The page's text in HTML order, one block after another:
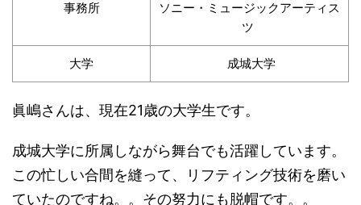
事務所
ソニー・ミュージックアーティス
ツ
大学 成城大学
眞嶋さんは、現在21歳の大学生です。
成城大学に所属しながら舞台でも活躍しています。
この忙しい合間を縫って、リフティング技術を磨い
ていたのですね。。その努力にも脱帽です。。